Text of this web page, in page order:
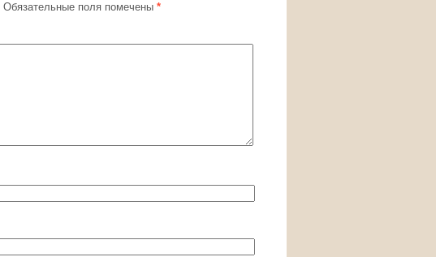
Обязательные поля помечены *